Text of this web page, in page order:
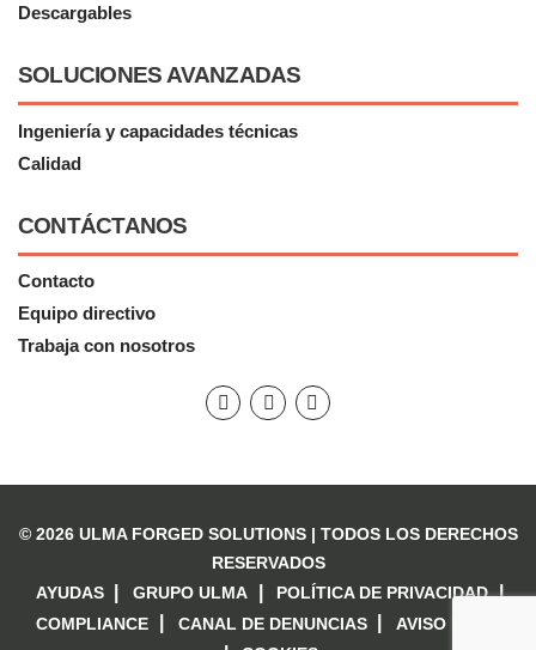
Descargables
SOLUCIONES AVANZADAS
Ingeniería y capacidades técnicas
Calidad
CONTÁCTANOS
Contacto
Equipo directivo
Trabaja con nosotros
© 2026 ULMA FORGED SOLUTIONS | TODOS LOS DERECHOS
RESERVADOS
AYUDAS
GRUPO ULMA
POLÍTICA DE PRIVACIDAD
COMPLIANCE
CANAL DE DENUNCIAS
AVISO LEGAL